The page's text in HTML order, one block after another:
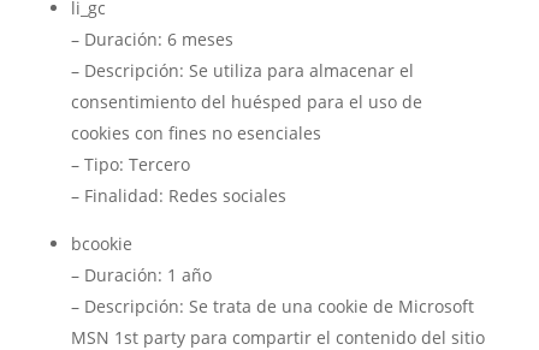
li_gc
– Duración: 6 meses
– Descripción: Se utiliza para almacenar el
consentimiento del huésped para el uso de
cookies con fines no esenciales
– Tipo: Tercero
– Finalidad: Redes sociales
bcookie
– Duración: 1 año
– Descripción: Se trata de una cookie de Microsoft
MSN 1st party para compartir el contenido del sitio